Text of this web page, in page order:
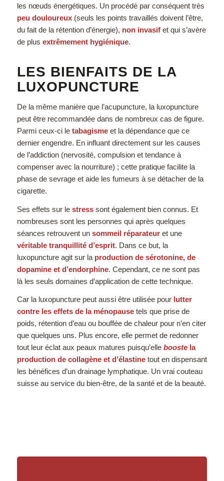
les nœuds énergétiques. Un procédé par conséquent très
peu douloureux(seuls les points travaillés doivent l’être,
du fait de la rétention d’énergie), non invasifet qui s’avère
de plus extrêmement hygiénique.
LES BIENFAITS DE LA
LUXOPUNCTURE
De la même manière que l’acupuncture, la luxopuncture
peut être recommandée dans de nombreux cas de figure.
Parmi ceux-ci le tabagismeet la dépendance que ce
dernier engendre. En influant directement sur les causes
de l’addiction (nervosité, compulsion et tendance à
compenser avec la nourriture) ; cette pratique facilite la
phase de sevrage et aide les fumeurs à se détacher de la
cigarette.
Ses effets sur le stress sont également bien connus. Et
nombreuses sont les personnes qui après quelques
séances retrouvent un sommeil réparateur et une
véritable tranquillité d’esprit. Dans ce but, la
luxopuncture agit sur la production de sérotonine, de
dopamine et d’endorphine. Cependant, ce ne sont pas
là les seuls domaines d’application de cette technique.
Car la luxopuncture peut aussi être utilisée pour lutter
contre les effets de la ménopausetels que prise de
poids, rétention d’eau ou bouffée de chaleur pour n’en citer
que quelques uns. Plus encore, elle permet de redonner
tout leur éclat aux peaux matures puisqu’elle boostela
production de collagène et d’élastinetout en dispensant
les bénéfices d’un drainage lymphatique. Un vrai couteau
suisse au service du bien-être, de la santé et de la beauté.